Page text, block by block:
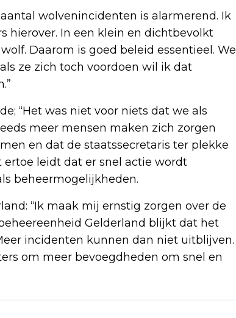
wolvenincidenten is alarmerend. Ik
hierover. In een klein en dichtbevolkt
Daarom is goed beleid essentieel. We
ze zich toch voordoen wil ik dat
“Het was niet voor niets dat we als
meer mensen maken zich zorgen
en dat de staatssecretaris ter plekke
leidt dat er snel actie wordt
beheermogelijkheden.
“Ik maak mij ernstig zorgen over de
Gelderland blijkt dat het
incidenten kunnen dan niet uitblijven.
om meer bevoegdheden om snel en